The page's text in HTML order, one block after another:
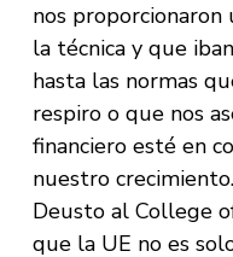
nos
la técnica y que
hasta las normas
respiro o que nos
financiero esté en
nuestro
Deusto al College
que la UE no es